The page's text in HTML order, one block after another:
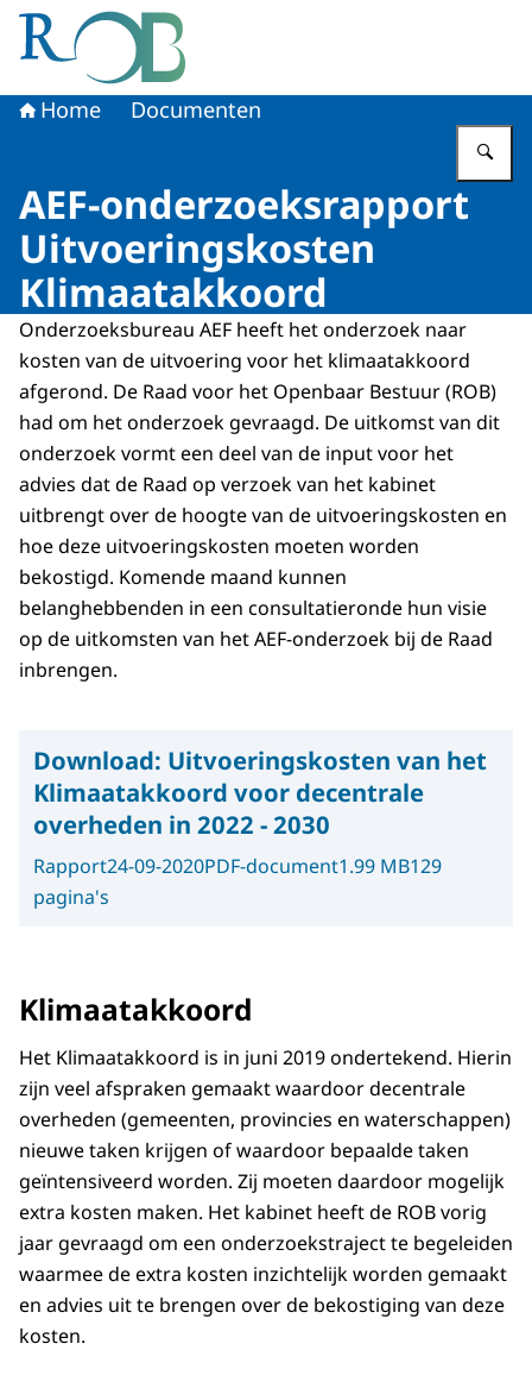
Naar de homepage van Raad voor het Openbaar Bestuur
Home Documenten
AEF-onderzoeksrapport
Uitvoeringskosten
Klimaatakkoord
Onderzoeksbureau AEF heeft het onderzoek naar
kosten van de uitvoering voor het klimaatakkoord
afgerond. De Raad voor het Openbaar Bestuur (ROB)
had om het onderzoek gevraagd. De uitkomst van dit
onderzoek vormt een deel van de input voor het
advies dat de Raad op verzoek van het kabinet
uitbrengt over de hoogte van de uitvoeringskosten en
hoe deze uitvoeringskosten moeten worden
bekostigd. Komende maand kunnen
belanghebbenden in een consultatieronde hun visie
op de uitkomsten van het AEF-onderzoek bij de Raad
inbrengen.
Download: Uitvoeringskosten van het
Klimaatakkoord voor decentrale
overheden in 2022 - 2030
Rapport24-09-2020PDF-document1.99 MB129
pagina's
Klimaatakkoord
Het Klimaatakkoord is in juni 2019 ondertekend. Hierin
zijn veel afspraken gemaakt waardoor decentrale
overheden (gemeenten, provincies en waterschappen)
nieuwe taken krijgen of waardoor bepaalde taken
geïntensiveerd worden. Zij moeten daardoor mogelijk
extra kosten maken. Het kabinet heeft de ROB vorig
jaar gevraagd om een onderzoekstraject te begeleiden
waarmee de extra kosten inzichtelijk worden gemaakt
en advies uit te brengen over de bekostiging van deze
kosten.